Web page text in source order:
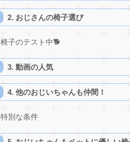
2. おじさんの椅子選び
椅子のテスト中🐕
3. 動画の人気
4. 他のおじいちゃんも仲間！
特別な条件